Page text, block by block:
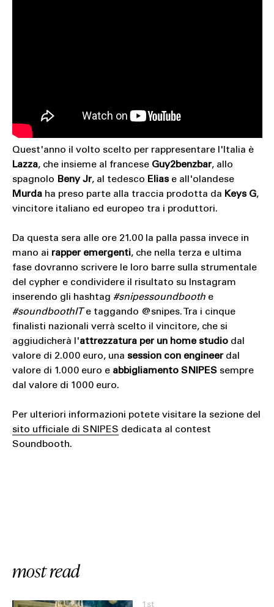
Quest'anno il volto scelto per rappresentare l'Italia è
Lazza, che insieme al francese Guy2benzbar, allo
spagnolo Beny Jr, al tedesco Elias e all'olandese
Murda ha preso parte alla traccia prodotta da Keys G,
vincitore italiano ed europeo tra i produttori.
Da questa sera alle ore 21.00 la palla passa invece in
mano ai rapper emergenti, che nella terza e ultima
fase dovranno scrivere le loro barre sulla strumentale
del cypher e condividere il risultato su Instagram
inserendo gli hashtag #snipessoundboothe
#soundboothITe taggando @snipes. Tra i cinque
finalisti nazionali verrà scelto il vincitore, che si
aggiudicherà l'attrezzatura per un home studiodal
valore di 2.000 euro, una session con engineerdal
valore di 1.000 euro e abbigliamento SNIPESsempre
dal valore di 1000 euro.
Per ulteriori informazioni potete visitare la sezione del
sito ufficiale di SNIPES dedicata al contest
Soundbooth.
most read
1st